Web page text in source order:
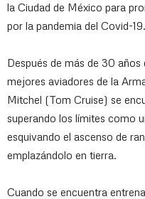
la Ciudad de México para
por la pandemia del Covid-19.
Después de más de 30
mejores aviadores de la
Mitchel (Tom Cruise) se
superando los límites como
esquivando el ascenso de
emplazándolo en tierra.
Cuando se encuentra